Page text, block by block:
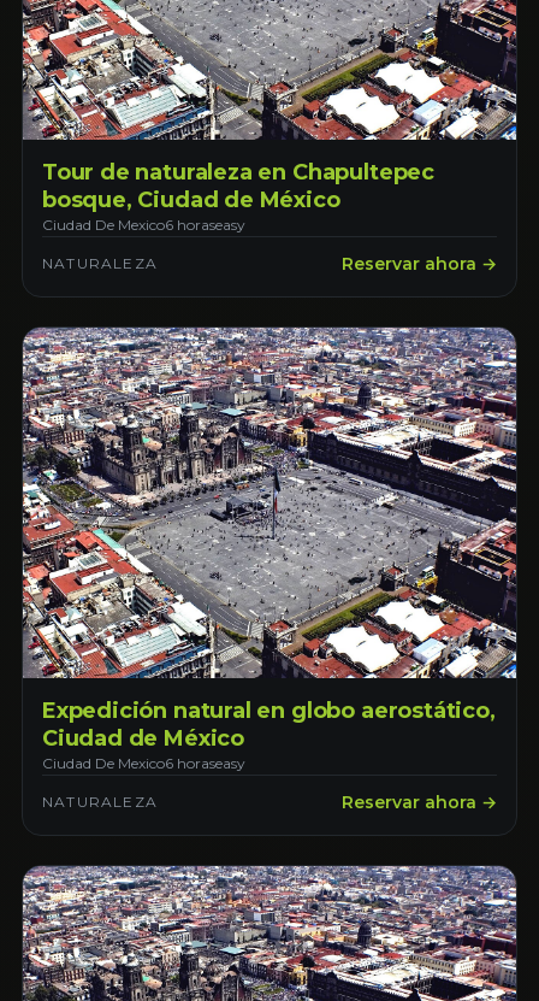
Tour de naturaleza en Chapultepec
bosque, Ciudad de México
Ciudad De Mexico6 horaseasy
NATURALEZA Reservar ahora →
Expedición natural en globo aerostático,
Ciudad de México
Ciudad De Mexico6 horaseasy
NATURALEZA Reservar ahora →